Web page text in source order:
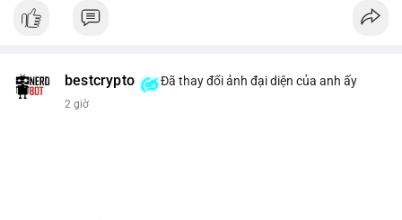
bestcrypto Đã thay đổi ảnh đại diện của anh ấy
2 giờ